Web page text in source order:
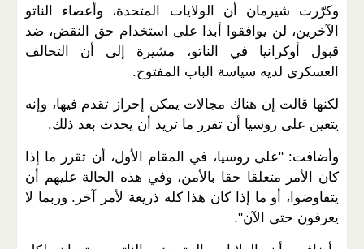
وكرّرت شيرمان أن الولايات المتحدة، وأعضاء الناتو
الآخرين، لن يوافقوا أبدا على استخدام حق النقض، ضد
قبول أوكرانيا في الناتو، مشيرة إلى أن التحالف
العسكري لديه سياسة الباب المفتوح.
لكنها قالت إن هناك مجالات يمكن إحراز تقدم فيها، وإنه
يتعين على روسيا أن تقرر ما تريد أن يحدث بعد ذلك.
وأضافت: "على روسيا، في المقام الأول، أن تقرر ما إذا
كان الأمر متعلقا حقا بالأمن، وفي هذه الحالة عليهم أن
يتفاوضوا، أو ما إذا كان هذا كله ذريعة لأمر آخر. وربما لا
يعرفون حتى الآن".